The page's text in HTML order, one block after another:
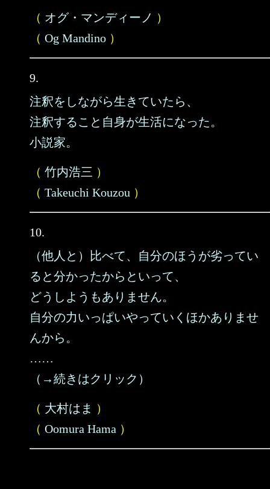
（ オグ・マンディーノ ）
（ Og Mandino ）
9.
注釈をしながら生きていたら、
注釈すること自身が生活になった。
小説家。
（ 竹内浩三 ）
（ Takeuchi Kouzou ）
10.
（他人と）比べて、自分のほうが劣ってい
ると分かったからといって、
どうしようもありません。
自分の力いっぱいやっていくほかありませ
んから。
……
（→続きはクリック）
（ 大村はま ）
（ Oomura Hama ）